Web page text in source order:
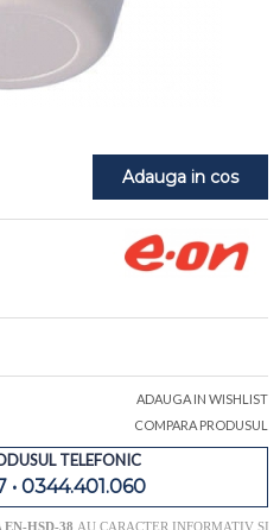
Adauga in cos
ADAUGA IN WISHLIST
COMPARA PRODUSUL
TELEFONIC
• 0344.401.060
EN-HSD-38 AU CARACTER INFORMATIV SI